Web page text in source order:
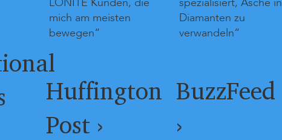
Huffington
Post ›
mich am meisten
bewegen“
BuzzFeed
›
Diamanten zu
verwandeln“